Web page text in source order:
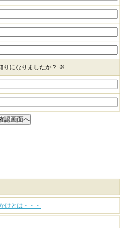
りになりましたか？ ※
けとは・・・